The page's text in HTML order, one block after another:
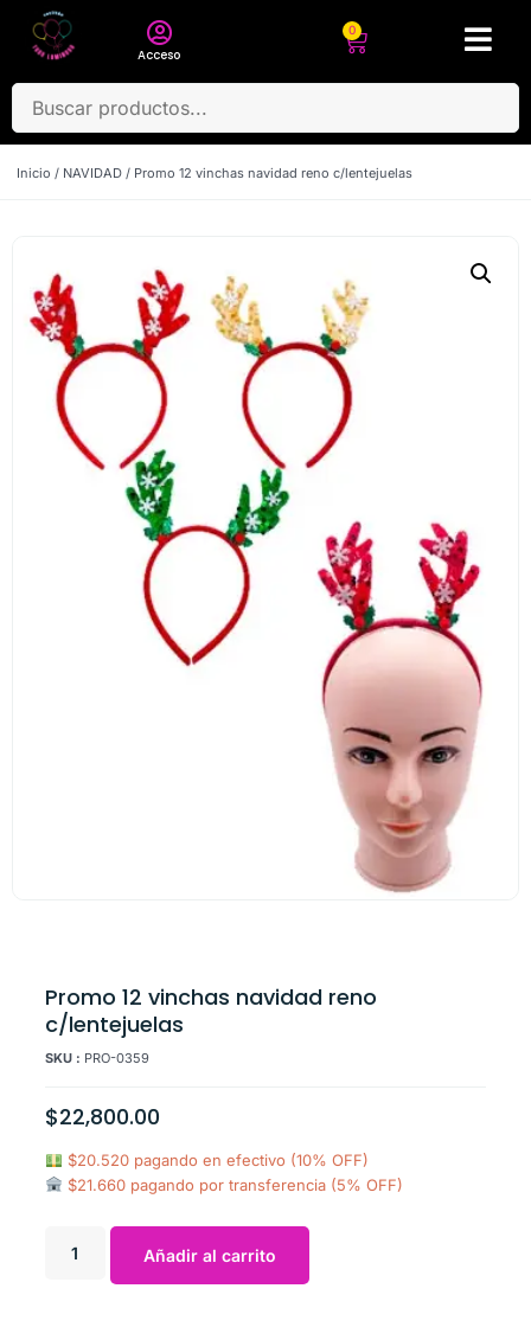
Acceso
0
Inicio / NAVIDAD / Promo 12 vinchas navidad reno c/lentejuelas
Promo 12 vinchas navidad reno
c/lentejuelas
SKU : PRO-0359
$22,800.00
$20.520 pagando en efectivo (10% OFF)
$21.660 pagando por transferencia (5% OFF)
Añadir al carrito